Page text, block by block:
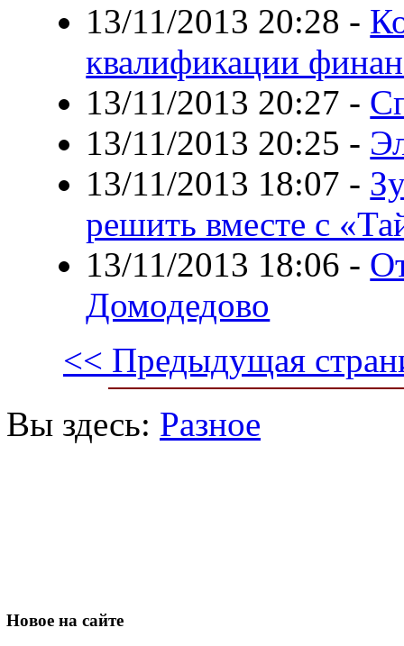
13/11/2013 20:28 -
квалификации
13/11/2013 20:27 -
13/11/2013 20:25 -
13/11/2013 18:07 -
решить вместе с
13/11/2013 18:06 -
Домодедово
<< Предыдущая
Вы здесь: Разное
Новое на сайте